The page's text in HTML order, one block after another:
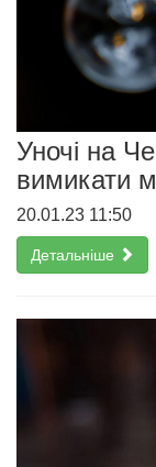
Уночі на
вимикати
20.01.23 11:50
Детальніше